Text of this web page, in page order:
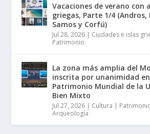
Vacaciones de verano con
griegas, Parte 1/4 (Andros,
Samos y Corfú)
Jul 28, 2026 | Ciudades e islas
Patrimonio
La zona más amplia del
inscrita por unanimidad
Patrimonio Mundial de la
Bien Mixto
Jul 27, 2026 | Cultura |
Arqueología